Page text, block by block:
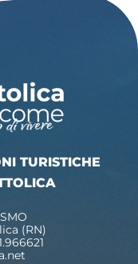
TURISTICHE
(RN)